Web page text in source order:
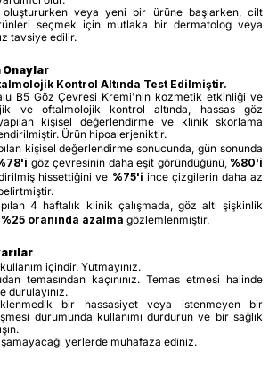
veya yeni bir ürüne başlarken, cilt
seçmek için mutlaka bir dermatolog veya
tavsiye edilir.
Onaylar
Kontrol Altında Test Edilmiştir.
B5 Göz Çevresi Kremi'nin kozmetik etkinliği ve
ve oftalmolojik kontrol altında, hassas göz
kişisel değerlendirme ve klinik skorlama
Ürün hipoalerjeniktir.
kişisel değerlendirme sonucunda, gün sonunda
göz çevresinin daha eşit göründüğünü, %80'i
hissettiğini ve %75'i ince çizgilerin daha az
4 haftalık klinik çalışmada, göz altı şişkinlik
%25 oranında azalma gözlemlenmiştir.
içindir. Yutmayınız.
temasından kaçınınız. Temas etmesi halinde
durulayınız.
bir hassasiyet veya istenmeyen bir
durumunda kullanımı durdurun ve bir sağlık
yerlerde muhafaza ediniz.